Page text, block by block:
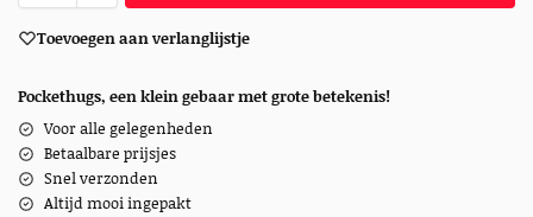
Toevoegen aan verlanglijstje
Pockethugs, een klein gebaar met grote betekenis!
Voor alle gelegenheden
Betaalbare prijsjes
Snel verzonden
Altijd mooi ingepakt